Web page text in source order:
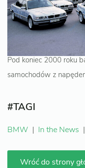
Pod koniec 2000 roku
samochodów z
#TAGI
BMW | In the News |
Wróć do strony